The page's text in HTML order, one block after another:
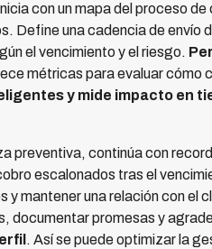
con un mapa del proceso
Define una cadencia de
el vencimiento y el riesgo.
métricas para evaluar cómo
y mide impacto en
preventiva, continúa con
escalonados tras el
mantener una relación con el
documentar promesas y
. Así se puede optimizar la